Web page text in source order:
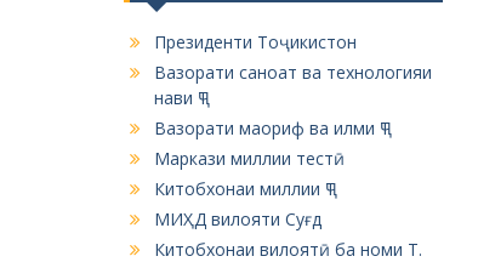
Президенти Тоҷикистон
Вазорати саноат ва технологияи
нави ҶТ
Вазорати маориф ва илми ҶТ
Маркази миллии тестӣ
Китобхонаи миллии ҶТ
МИҲД вилояти Суғд
Китобхонаи вилоятӣ ба номи Т.